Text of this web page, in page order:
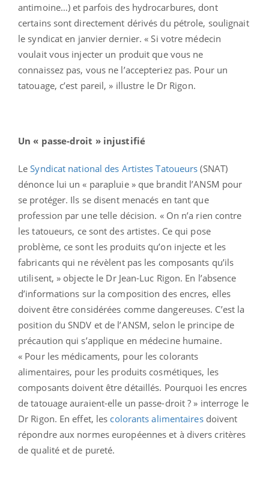
antimoine…) et parfois des hydrocarbures, dont
certains sont directement dérivés du pétrole, soulignait
le syndicat en janvier dernier. « Si votre médecin
voulait vous injecter un produit que vous ne
connaissez pas, vous ne l’accepteriez pas. Pour un
tatouage, c’est pareil, » illustre le Dr Rigon.
Un « passe-droit » injustifié
LeSyndicat national des Artistes Tatoueurs (SNAT)
dénonce lui un « parapluie » que brandit l’ANSM pour
se protéger. Ils se disent menacés en tant que
profession par une telle décision. « On n’a rien contre
les tatoueurs, ce sont des artistes. Ce qui pose
problème, ce sont les produits qu’on injecte et les
fabricants qui ne révèlent pas les composants qu’ils
utilisent, » objecte le Dr Jean-Luc Rigon. En l’absence
d’informations sur la composition des encres, elles
doivent être considérées comme dangereuses. C’est la
position du SNDV et de l’ANSM, selon le principe de
précaution qui s’applique en médecine humaine.
« Pour les médicaments, pour les colorants
alimentaires, pour les produits cosmétiques, les
composants doivent être détaillés. Pourquoi les encres
de tatouage auraient-elle un passe-droit ? » interroge le
Dr Rigon. En effet, les colorants alimentairesdoivent
répondre aux normes européennes et à divers critères
de qualité et de pureté.